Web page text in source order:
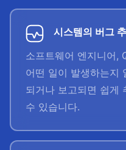
시스템의 버그
소프트웨어 엔지니어,
어떤 일이 발생하는지
되거나 보고되면 쉽게
수 있습니다.